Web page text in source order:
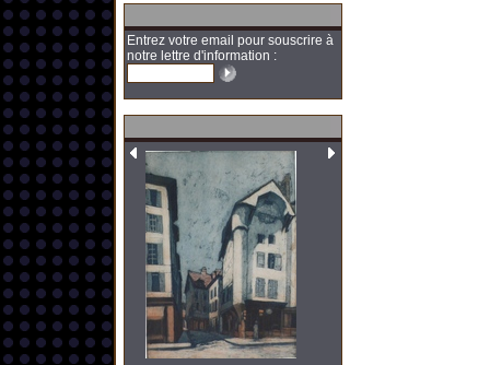
Entrez votre email pour souscrire à
notre lettre d'information :